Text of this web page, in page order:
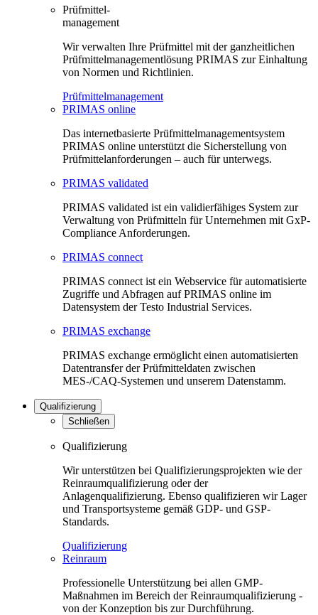
Prüfmittel-
management
Wir verwalten Ihre Prüfmittel mit der ganzheitlichen
Prüfmittelmanagementlösung PRIMAS zur Einhaltung
von Normen und Richtlinien.
Prüfmittelmanagement
PRIMAS online
Das internetbasierte Prüfmittelmanagementsystem
PRIMAS online unterstützt die Sicherstellung von
Prüfmittelanforderungen – auch für unterwegs.
PRIMAS validated
PRIMAS validated ist ein validierfähiges System zur
Verwaltung von Prüfmitteln für Unternehmen mit GxP-
Compliance Anforderungen.
PRIMAS connect
PRIMAS connect ist ein Webservice für automatisierte
Zugriffe und Abfragen auf PRIMAS online im
Datensystem der Testo Industrial Services.
PRIMAS exchange
PRIMAS exchange ermöglicht einen automatisierten
Datentransfer der Prüfmitteldaten zwischen
MES-/CAQ-Systemen und unserem Datenstamm.
Qualifizierung
Schließen
Qualifizierung
Wir unterstützen bei Qualifizierungsprojekten wie der
Reinraumqualifizierung oder der
Anlagenqualifizierung. Ebenso qualifizieren wir Lager
und Transportsysteme gemäß GDP- und GSP-
Standards.
Qualifizierung
Reinraum
Professionelle Unterstützung bei allen GMP-
Maßnahmen im Bereich der Reinraumqualifizierung -
von der Konzeption bis zur Durchführung.